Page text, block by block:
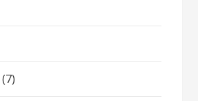
(7)